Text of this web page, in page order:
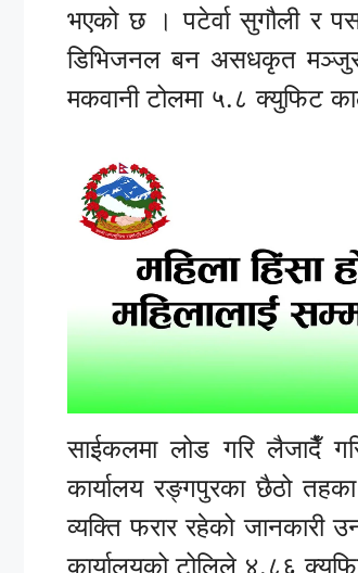
भएको छ । पटेर्वा सुगौली र
डिभिजनल बन असधकृत मञ्जुर
मकवानी टोलमा ५.८ क्युफिट
साईकलमा लोड गरि लैजादैँ
कार्यालय रङ्गपुरका छैठो
व्यक्ति फरार रहेको जानकारी
कार्यालयको टोलिले ४.८६